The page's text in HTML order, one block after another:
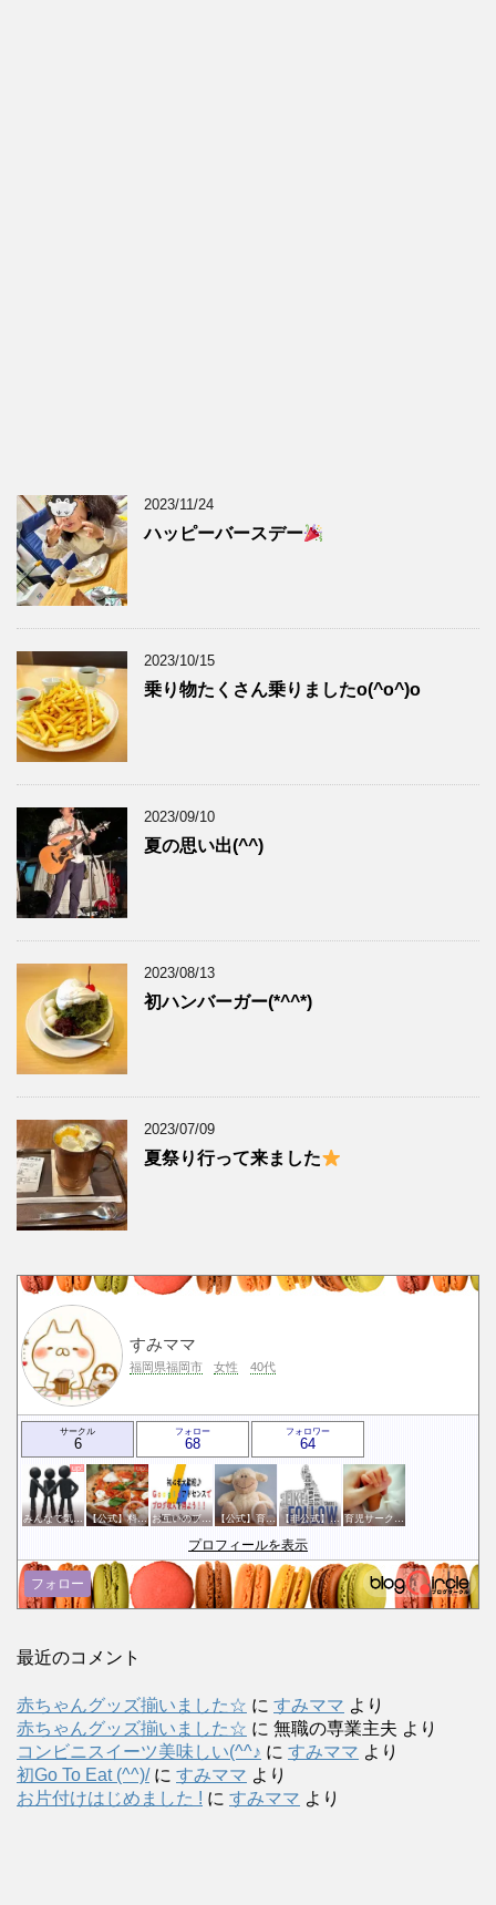
2023/11/24
ハッピーバースデー
2023/10/15
乗り物たくさん乗りましたo(^o^)o
2023/09/10
夏の思い出(^^)
2023/08/13
初ハンバーガー(*^^*)
2023/07/09
夏祭り行って来ました
すみママ
福岡県福岡市 女性 40代
サークル
6
フォロー
68
フォロワー
64
みんなで気軽にアクセスアップ 【公式】料理・グルメサークル お互いのブログに感謝のクリックをする会 【公式】育児サークル 【非公式】相互フォローサークル 育児サークル(^^♪ 〜My Baby〜
プロフィールを表示
フォロー
最近のコメント
赤ちゃんグッズ揃いました☆ に すみママ より
赤ちゃんグッズ揃いました☆ に 無職の専業主夫 より
コンビニスイーツ美味しい(^^♪ に すみママ より
初Go To Eat (^^)/に すみママ より
お片付けはじめました ! に すみママ より